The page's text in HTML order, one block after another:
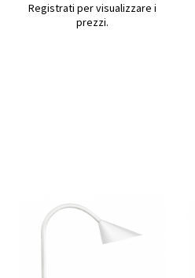
Registrati per visualizzare i
prezzi.
Aggiungi